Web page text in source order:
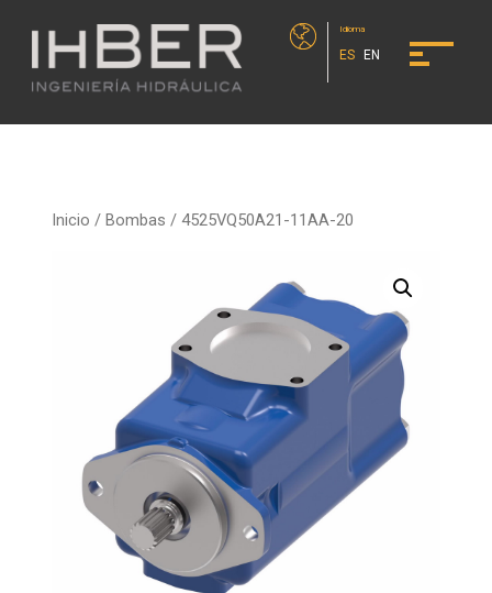
Idioma
ES EN
Inicio /Bombas / 4525VQ50A21-11AA-20